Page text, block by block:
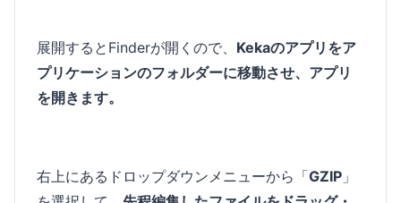
展開するとFinderが開くので、 Kekaのアプリをア
プリケーションのフォルダーに移動させ、アプリ
を開きます。
右上にあるドロップダウンメニューから「GZIP 」